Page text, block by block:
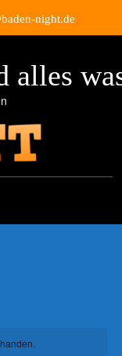
night.de
alles